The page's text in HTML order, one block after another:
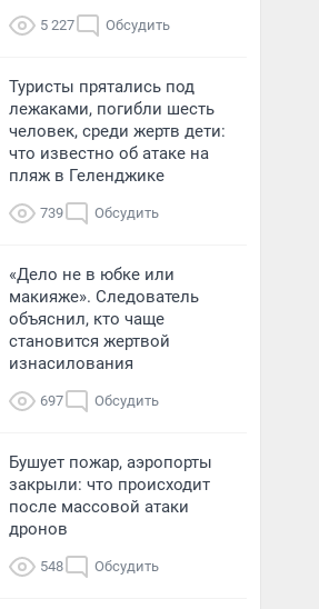
5 227 Обсудить
Туристы прятались под
лежаками, погибли шесть
человек, среди жертв дети:
что известно об атаке на
пляж в Геленджике
739 Обсудить
«Дело не в юбке или
макияже». Следователь
объяснил, кто чаще
становится жертвой
изнасилования
697 Обсудить
Бушует пожар, аэропорты
закрыли: что происходит
после массовой атаки
дронов
548 Обсудить